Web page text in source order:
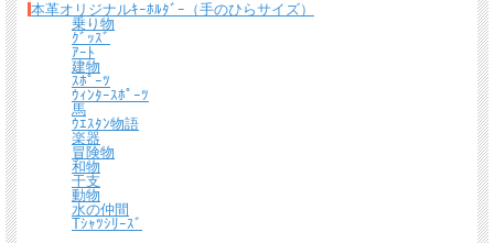
本革オリジナルｷｰﾎﾙﾀﾞｰ（手のひらサイズ）
乗り物
ｸﾞｯｽﾞ
ｱｰﾄ
建物
ｽﾎﾟｰﾂ
ｳｨﾝﾀｰｽﾎﾟｰﾂ
馬
ｳｴｽﾀﾝ物語
楽器
冒険物
和物
干支
動物
水の仲間
Tｼｬﾂｼﾘｰｽﾞ